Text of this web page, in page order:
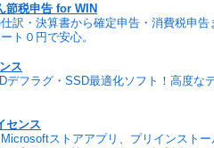
節税申告 for WIN
訳・決算書から確定申告・消費税申
ト０円で安心。
ス
デフラグ・SSD最適化ソフト！高度な
センス
ストアアプリ、プリインスト